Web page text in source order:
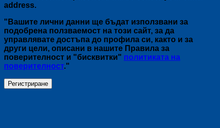
address.
"Вашите лични данни ще бъдат използвани за
подобрена ползваемост на този сайт, за да
управлявате достъпа до профила си, както и за
други цели, описани в нашите Правила за
поверителност и "бисквитки" политиката на
поверителност."
Регистриране